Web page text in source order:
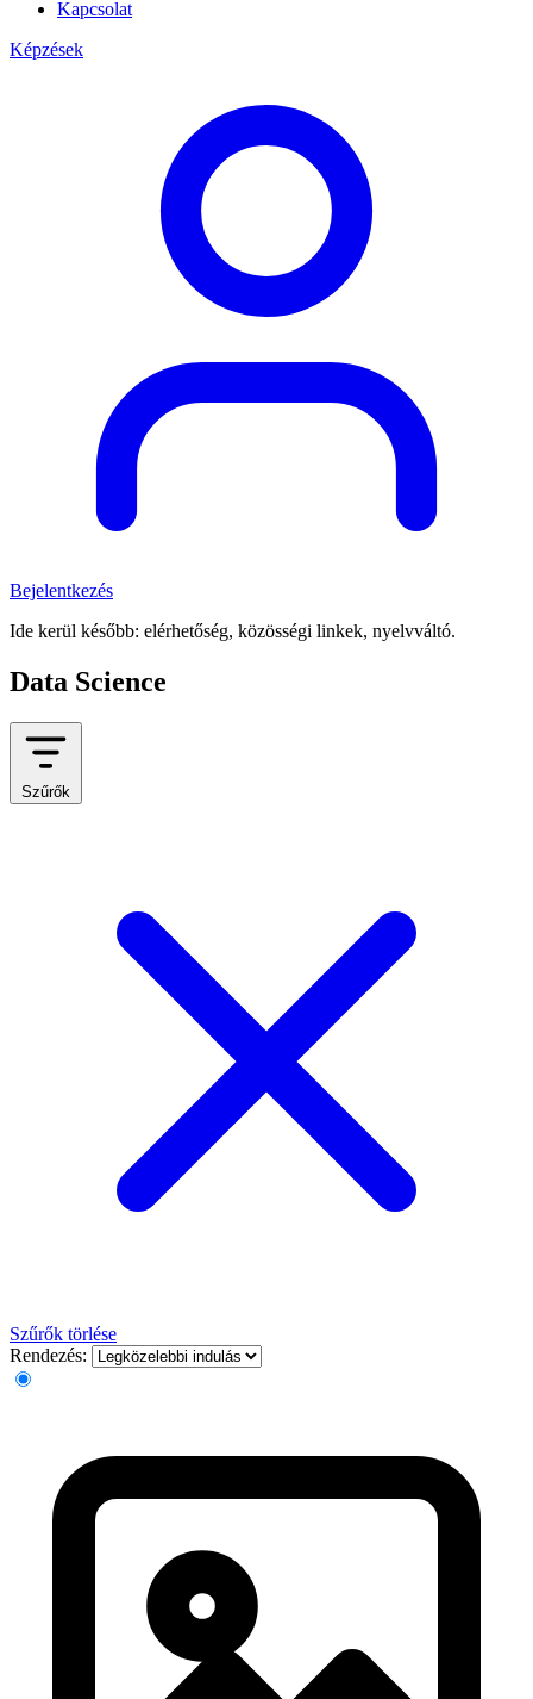
Kapcsolat
Képzések
Bejelentkezés
Ide kerül később: elérhetőség, közösségi linkek, nyelvváltó.
Data Science
Szűrők
Szűrők törlése
Rendezés: